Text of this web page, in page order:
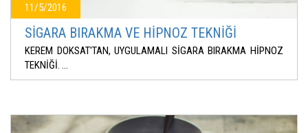
11/5/2016
SİGARA BIRAKMA VE HİPNOZ TEKNİĞİ
KEREM DOKSAT'TAN, UYGULAMALI SİGARA BIRAKMA HİPNOZ
TEKNİĞİ. ...